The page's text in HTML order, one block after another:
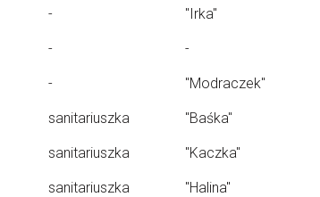
- "Irka"
- -
- "Modraczek"
sanitariuszka "Baśka"
sanitariuszka "Kaczka"
sanitariuszka "Halina"